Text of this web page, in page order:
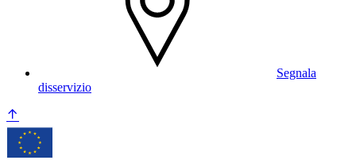
Segnala
disservizio